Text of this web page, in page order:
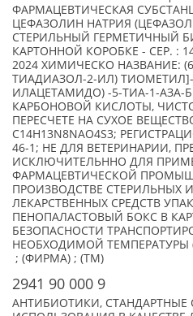
ФАРМАЦЕВТИЧЕСКАЯ
ЦЕФАЗОЛИН НАТРИЯ
СТЕРИЛЬНЫЙ ГЕРМЕТИЧНЫЙ
КАРТОННОЙ КОРОБКЕ - СЕР. :
2024 ХИМИЧЕСКО НАЗВАНИЕ:
ТИАДИАЗОЛ-2-ИЛ) ТИОМЕТИЛ]-
ИЛАЦЕТАМИДО) -5-ТИА-1-АЗА-
КАРБОНОВОЙ КИСЛОТЫ,
ПЕРЕСЧЕТЕ НА СУХОЕ
C14H13N8NAO4S3;
46-1; НЕ ДЛЯ ВЕТЕРИНАРИИ,
ИСКЛЮЧИТЕЛЬННО ДЛЯ
ФАРМАЦЕВТИЧЕСКОЙ
ПРОИЗВОДСТВЕ СТЕРИЛЬНЫХ
ЛЕКАРСТВЕННЫХ СРЕДСТВ
ПЕНОПАЛАСТОВЫЙ БОКС В
БЕЗОПАСНОСТИ
НЕОБХОДИМОЙ ТЕМПЕРАТУРЫ
; (ФИРМА) ; (TM)
2941 90 000 9
АНТИБИОТИКИ, СТАНДАРТНЫЕ